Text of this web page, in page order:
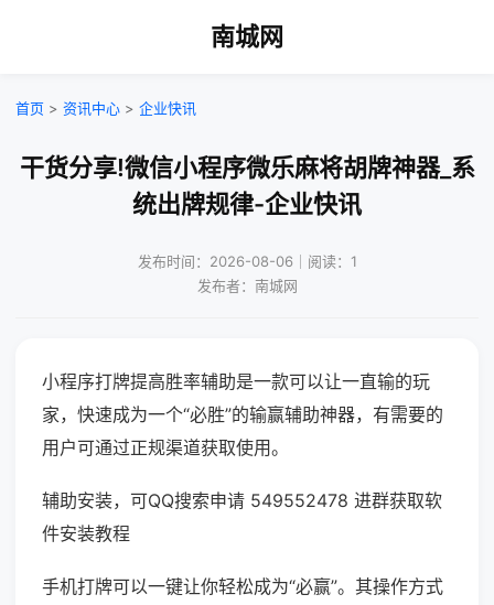
南城网
首页 > 资讯中心 > 企业快讯
干货分享!微信小程序微乐麻将胡牌神器_系
统出牌规律-企业快讯
发布时间：2026-08-06｜阅读：1
发布者：南城网
小程序打牌提高胜率辅助是一款可以让一直输的玩
家，快速成为一个“必胜”的输赢辅助神器，有需要的
用户可通过正规渠道获取使用。
辅助安装，可QQ搜索申请 549552478 进群获取软
件安装教程
手机打牌可以一键让你轻松成为“必赢”。其操作方式